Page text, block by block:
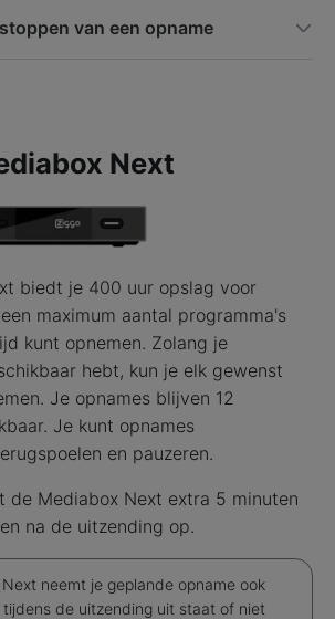
van een opname
Next
biedt je 400 uur opslag voor
maximum aantal programma's
kunt opnemen. Zolang je
hebt, kun je elk gewenst
Je opnames blijven 12
Je kunt opnames
en pauzeren.
de Mediabox Next extra 5 minuten
na de uitzending op.
neemt je geplande opname ook
tijdens de uitzending uit staat of niet